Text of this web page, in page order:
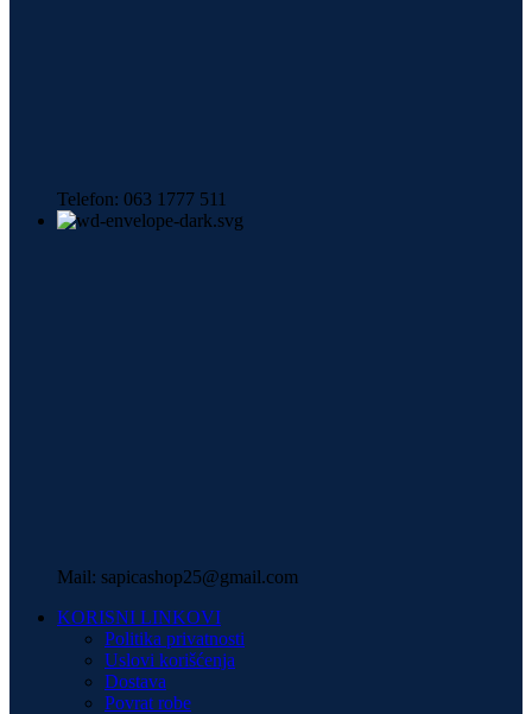
Telefon: 063 1777 511
Mail: sapicashop25@gmail.com
KORISNI LINKOVI
Politika privatnosti
Uslovi korišćenja
Dostava
Povrat robe